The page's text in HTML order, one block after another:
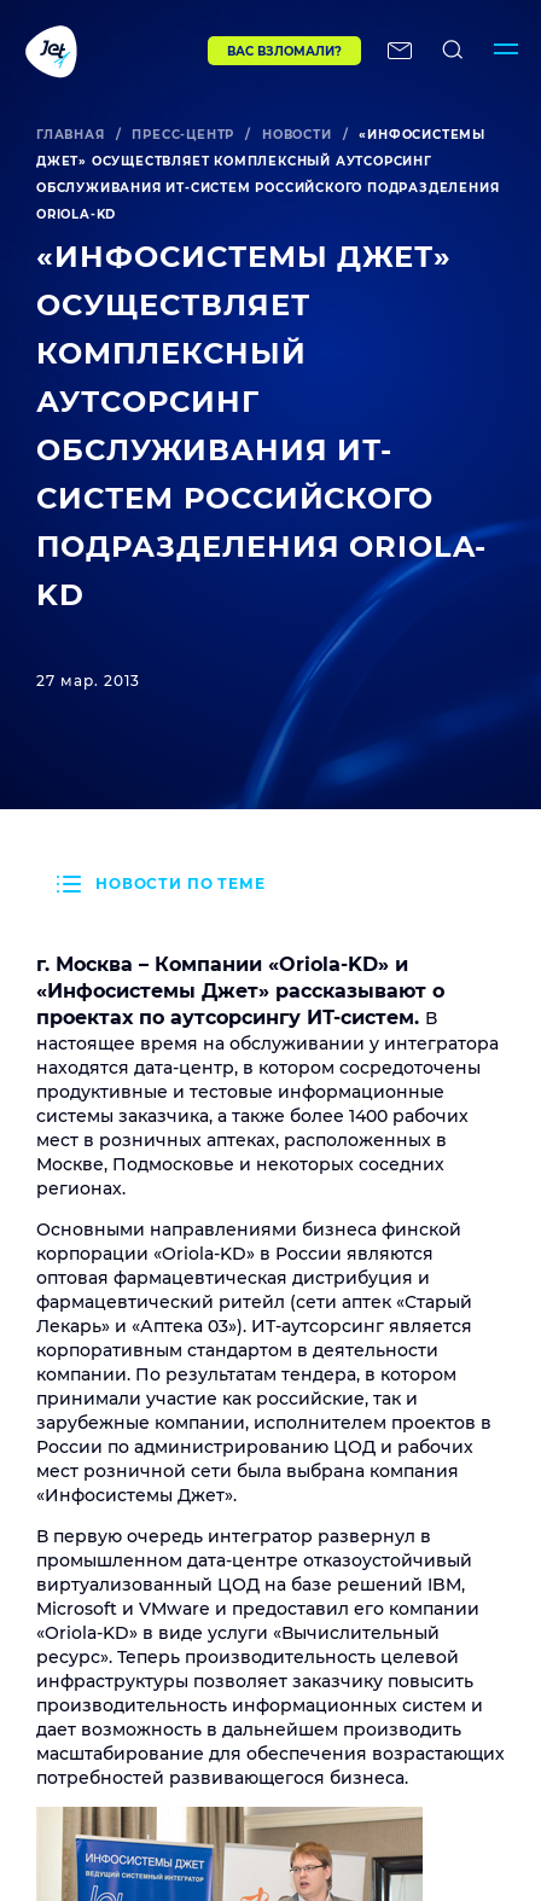
ВАС ВЗЛОМАЛИ?
ГЛАВНАЯ / ПРЕСС-ЦЕНТР / НОВОСТИ /
«ИНФОСИСТЕМЫ
ДЖЕТ» ОСУЩЕСТВЛЯЕТ КОМПЛЕКСНЫЙ АУТСОРСИНГ
ОБСЛУЖИВАНИЯ ИТ-СИСТЕМ РОССИЙСКОГО ПОДРАЗДЕЛЕНИЯ
ORIOLA-KD
«ИНФОСИСТЕМЫ ДЖЕТ»
ОСУЩЕСТВЛЯЕТ
КОМПЛЕКСНЫЙ
АУТСОРСИНГ
ОБСЛУЖИВАНИЯ ИТ-
СИСТЕМ РОССИЙСКОГО
ПОДРАЗДЕЛЕНИЯ ORIOLA-
KD
27 мар. 2013
НОВОСТИ ПО ТЕМЕ
г. Москва – Компании «Oriola-KD» и
«Инфосистемы Джет» рассказывают о
проектах по аутсорсингу ИТ-систем. В
настоящее время на обслуживании у интегратора
находятся дата-центр, в котором сосредоточены
продуктивные и тестовые информационные
системы заказчика, а также более 1400 рабочих
мест в розничных аптеках, расположенных в
Москве, Подмосковье и некоторых соседних
регионах.
Основными направлениями бизнеса финской
корпорации «Oriola-KD» в России являются
оптовая фармацевтическая дистрибуция и
фармацевтический ритейл (сети аптек «Старый
Лекарь» и «Аптека 03»). ИТ-аутсорсинг является
корпоративным стандартом в деятельности
компании. По результатам тендера, в котором
принимали участие как российские, так и
зарубежные компании, исполнителем проектов в
России по администрированию ЦОД и рабочих
мест розничной сети была выбрана компания
«Инфосистемы Джет».
В первую очередь интегратор развернул в
промышленном дата-центре отказоустойчивый
виртуализованный ЦОД на базе решений IBM,
Microsoft и VMware и предоставил его компании
«Oriola-KD» в виде услуги «Вычислительный
ресурс». Теперь производительность целевой
инфраструктуры позволяет заказчику повысить
производительность информационных систем и
дает возможность в дальнейшем производить
масштабирование для обеспечения возрастающих
потребностей развивающегося бизнеса.